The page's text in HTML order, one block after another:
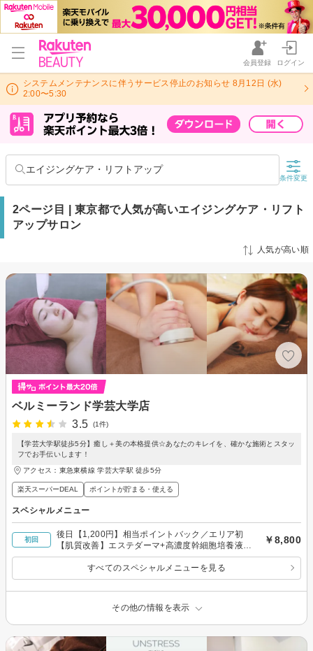
会員登録 ログイン
システムメンテナンスに伴うサービス停止のお知らせ 8月12日 (水)
2:00〜5:30
エイジングケア・リフトアップ
条件変更
2ページ目 | 東京都で人気が高いエイジングケア・リフト
アップサロン
人気が高い順
ベルミーランド学芸大学店
3.5
(1件)
【学芸大学駅徒歩5分】癒し＋美の本格提供☆あなたのキレイを、確かな施術とスタッ
フでお手伝いします！
アクセス：東急東横線 学芸大学駅 徒歩5分
楽天スーパーDEAL ポイントが貯まる・使える
スペシャルメニュー
初回
後日【1,200円】相当ポイントバック／エリア初
【肌質改善】エステダーマ+高濃度幹細胞培養液導
入★全顏1回60分
￥8,800
すべてのスペシャルメニューを見る
その他の情報を表示